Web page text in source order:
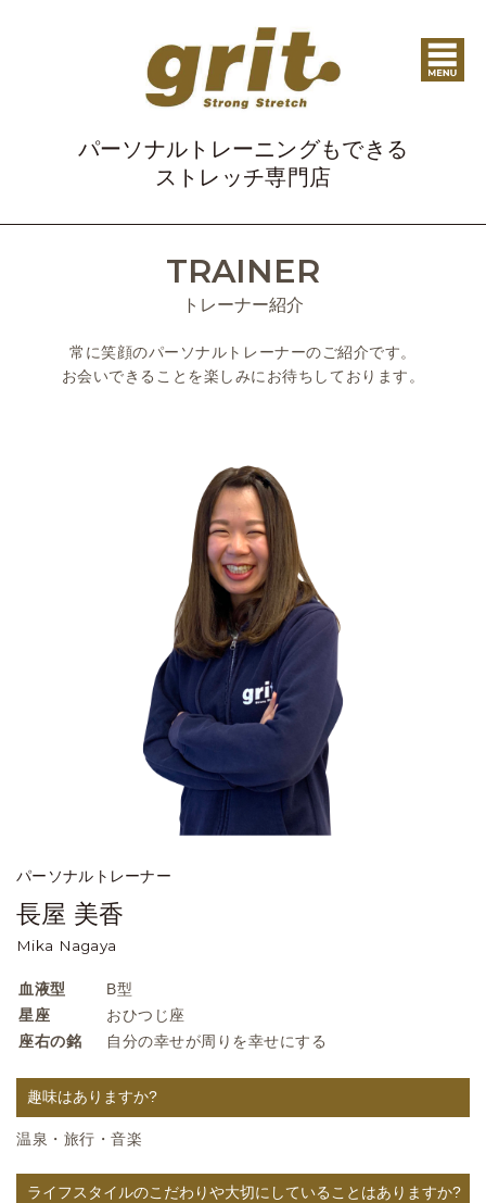
パーソナルトレーニングもできる
ストレッチ専門店
TRAINER
トレーナー紹介
常に笑顔のパーソナルトレーナーのご紹介です。
お会いできることを楽しみにお待ちしております。
パーソナルトレーナー
長屋 美香
Mika Nagaya
血液型
B型
星座
おひつじ座
座右の銘
自分の幸せが周りを幸せにする
趣味はありますか?
温泉・旅行・音楽
ライフスタイルのこだわりや大切にしていることはありますか?